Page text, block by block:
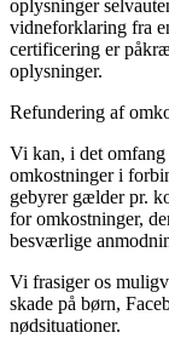
oplysninger
vidneforklaring fra
certificering er
oplysninger.
Refundering af
Vi kan, i det
omkostninger i
gebyrer gælder pr.
for omkostninger,
besværlige
Vi frasiger os
skade på børn,
nødsituationer.